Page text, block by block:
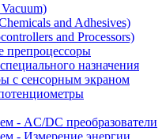
and Adhesives)
and Processors)
препроцессоры
назначения
с сенсорным экраном
- AC/DC преобразователи
- Измерение энергии